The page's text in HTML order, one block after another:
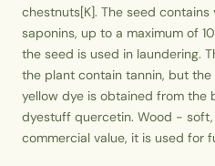
chestnuts[K]. The seed
saponins, up to a maximum of
the seed is used in laundering.
the plant contain tannin, but
yellow dye is obtained from the
dyestuff quercetin. Wood -
commercial value, it is used for